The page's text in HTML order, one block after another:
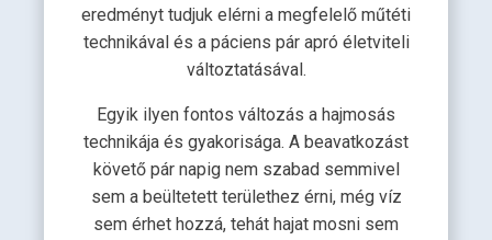
eredményt tudjuk elérni a megfelelő műtéti
technikával és a páciens pár apró életviteli
változtatásával.
Egyik ilyen fontos változás a hajmosás
technikája és gyakorisága. A beavatkozást
követő pár napig nem szabad semmivel
sem a beültetett területhez érni, még víz
sem érhet hozzá, tehát hajat mosni sem